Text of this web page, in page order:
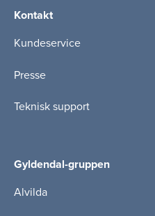
Kontakt
Kundeservice
Presse
Teknisk support
Gyldendal-gruppen
Alvilda